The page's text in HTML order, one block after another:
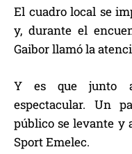
El cuadro local se
y, durante el
Gaibor llamó la
Y es que junto
espectacular. Un
público se levante y
Sport Emelec.